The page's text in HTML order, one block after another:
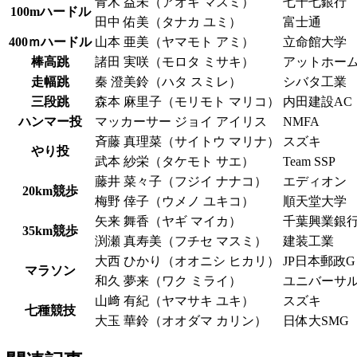
100mハードル
田中 佑美（タナカ ユミ）
富士通
400ｍハードル 山本 亜美（ヤマモト アミ）
立命館大学
棒高跳
諸田 実咲（モロタ ミサキ）
アットホーム
走幅跳
秦 澄美鈴（ハタ スミレ）
シバタ工業
三段跳
森本 麻里子（モリモト マリコ）
内田建設AC
ハンマー投
マッカーサー ジョイ アイリス NMFA
やり投
斉藤 真理菜（サイトウ マリナ）
スズキ
武本 紗栄（タケモト サエ）
Team SSP
20km競歩
藤井 菜々子（フジイ ナナコ）
エディオン
梅野 倖子（ウメノ ユキコ）
順天堂大学
35km競歩
矢来 舞香（ヤギ マイカ）
千葉興業銀
渕瀬 真寿美（フチセ マスミ）
建装工業
マラソン
大西 ひかり（オオニシ ヒカリ）
JP日本郵政G
和久 夢来（ワク ミライ）
ユニバーサ
七種競技
山﨑 有紀（ヤマサキ ユキ）
スズキ
大玉 華鈴（オオダマ カリン）
日体大SMG